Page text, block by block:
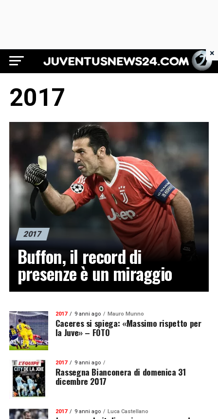
Juventus News 24
2017
2017
Buffon, il record di
presenze è un miraggio
2017 9 anni ago Mauro Munno
Caceres si spiega: «Massimo rispetto per
la Juve» – FOTO
2017 9 anni ago
Rassegna Bianconera di domenica 31
dicembre 2017
2017 9 anni ago Luca Castellano
×